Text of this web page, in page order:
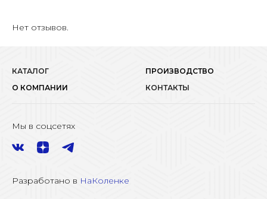
Нет отзывов.
КАТАЛОГ
ПРОИЗВОДСТВО
О КОМПАНИИ
КОНТАКТЫ
Мы в соцсетях
Разработано в НаКоленке